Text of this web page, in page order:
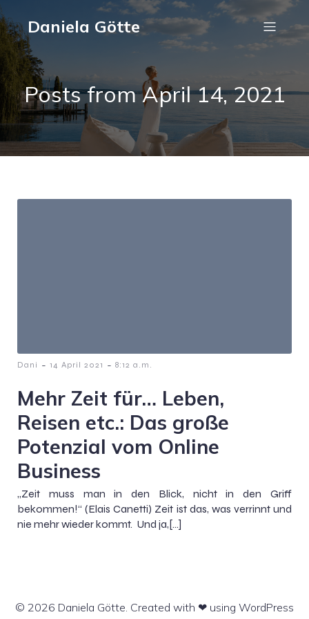
Daniela Götte
Posts from April 14, 2021
Dani - 14 April 2021 - 8:12 a.m.
Mehr Zeit für… Leben,
Reisen etc.: Das große
Potenzial vom Online
Business
„Zeit muss man in den Blick, nicht in den Griff
bekommen!“ (Elais Canetti) Zeit ist das, was verrinnt und
nie mehr wieder kommt. Und ja,[…]
© 2026 Daniela Götte. Created with ❤ using WordPress